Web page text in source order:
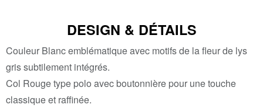
DESIGN & DÉTAILS
Couleur Blanc emblématique avec motifs de la fleur de lys
gris subtilement intégrés.
Col Rouge type polo avec boutonnière pour une touche
classique et raffinée.